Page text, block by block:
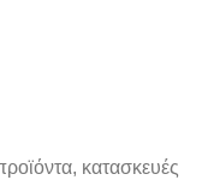
κατασκευές